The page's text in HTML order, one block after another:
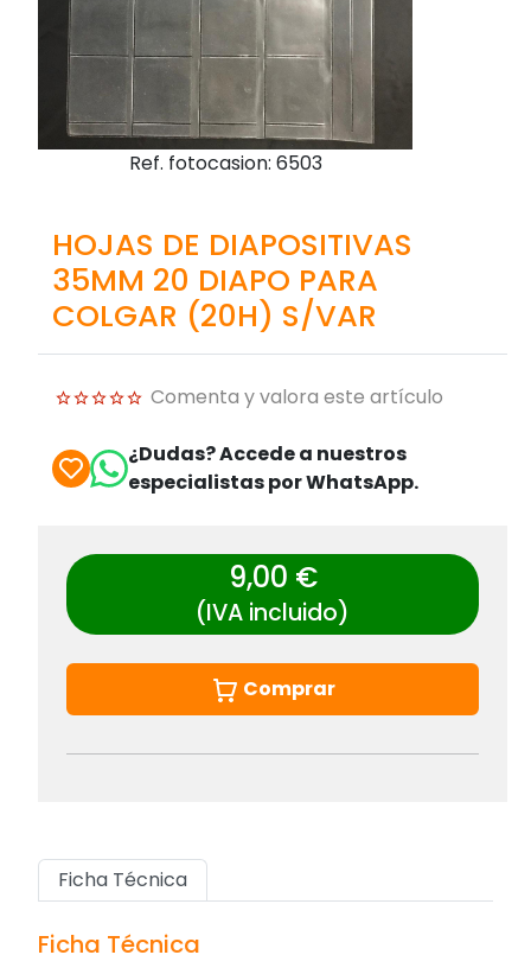
Ref. fotocasion: 6503
HOJAS DE DIAPOSITIVAS
35MM 20 DIAPO PARA
COLGAR (20H) S/VAR
Comenta y valora este artículo
¿Dudas? Accede a nuestros
especialistas por WhatsApp.
9,00 €
(IVA incluido)
Comprar
Ficha Técnica
Ficha Técnica